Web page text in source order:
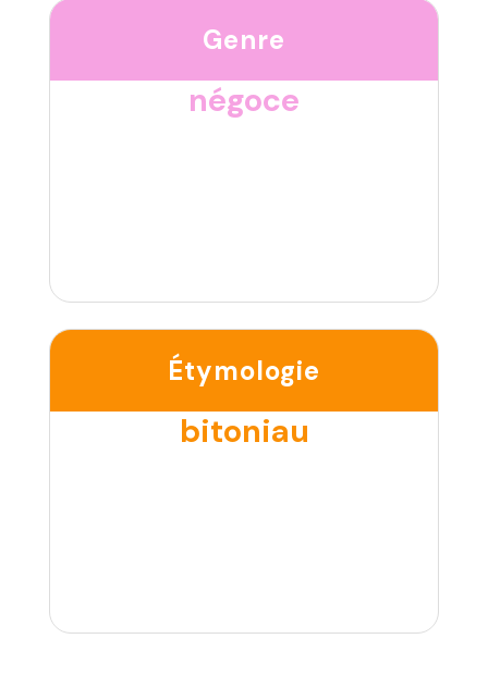
Genre
négoce
Étymologie
bitoniau